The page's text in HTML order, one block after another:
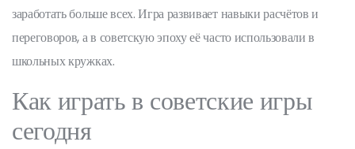
заработать больше всех. Игра развивает навыки расчётов и
переговоров, а в советскую эпоху её часто использовали в
школьных кружках.
Как играть в советские игры
сегодня